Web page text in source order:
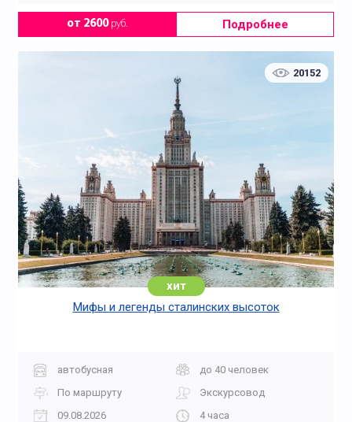
от 2600руб. Подробнее
20152
хит
Мифы и легенды сталинских высоток
автобусная
до 40 человек
По маршруту
Экскурсовод
09.08.2026
4 часа